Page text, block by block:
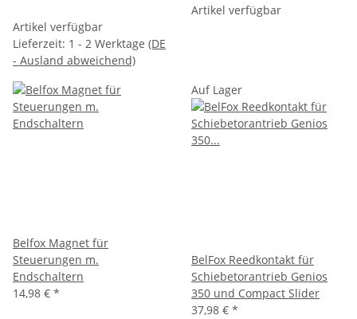
Artikel verfügbar
Lieferzeit: 1 - 2 Werktage (DE
- Ausland abweichend)
Artikel verfügbar
Belfox Magnet für
Steuerungen m.
Endschaltern
14,98 € *
Auf Lager
BelFox Reedkontakt für
Schiebetorantrieb Genios
350 und Compact Slider
37,98 € *